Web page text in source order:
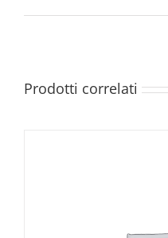
Prodotti correlati